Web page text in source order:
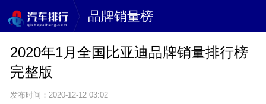
品牌销量榜
2020年1月全国比亚迪品牌销量排行榜
完整版
发布时间：2020-12-12 03:02